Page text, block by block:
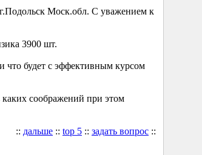
Моск.обл. С уважением к
3900 шт.
будет с эффективным курсом
каких соображений при этом
:: дальше :: top 5 :: задать вопрос ::